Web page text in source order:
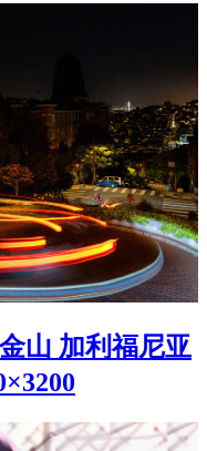
山 加利福尼亚